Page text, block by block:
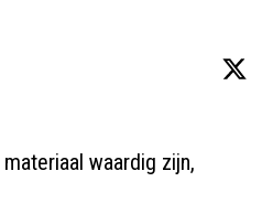
materiaal waardig zijn,